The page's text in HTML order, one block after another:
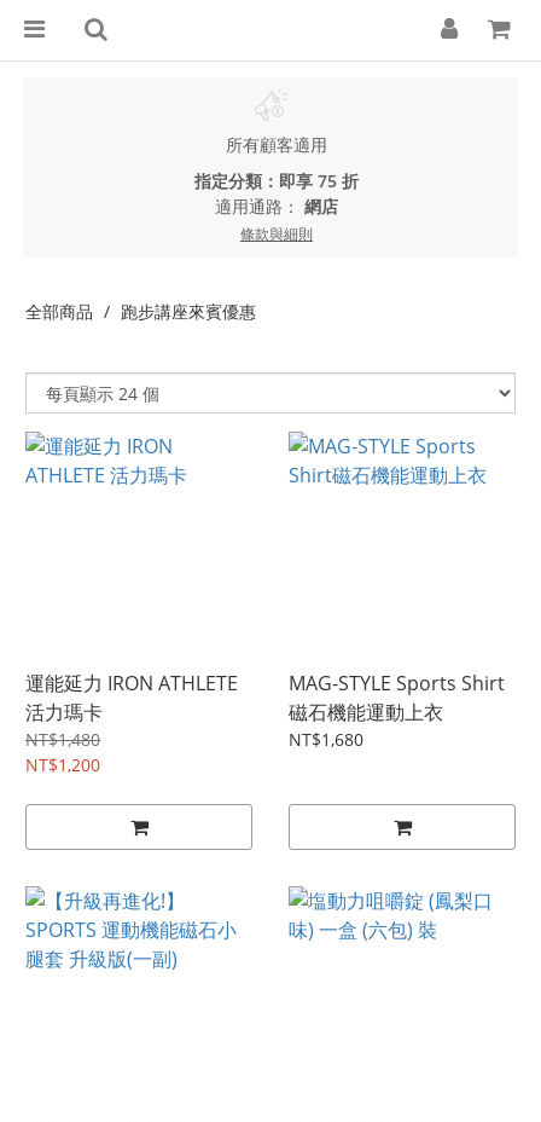
所有顧客適用
指定分類：即享 75 折
適用通路： 網店
條款與細則
全部商品 跑步講座來賓優惠
運能延力 IRON ATHLETE
活力瑪卡
NT$1,480
NT$1,200
MAG-STYLE Sports Shirt
磁石機能運動上衣
NT$1,680